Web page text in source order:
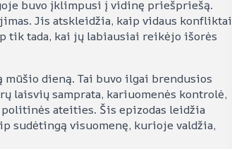
buvo įklimpusi į vidinę priešpriešą.
Jis atskleidžia, kaip vidaus konfliktai
tik tada, kai jų labiausiai reikėjo išorės
dieną. Tai buvo ilgai brendusios
laisvių samprata, kariuomenės kontrolė,
ateities. Šis epizodas leidžia
sudėtingą visuomenę, kurioje valdžia,